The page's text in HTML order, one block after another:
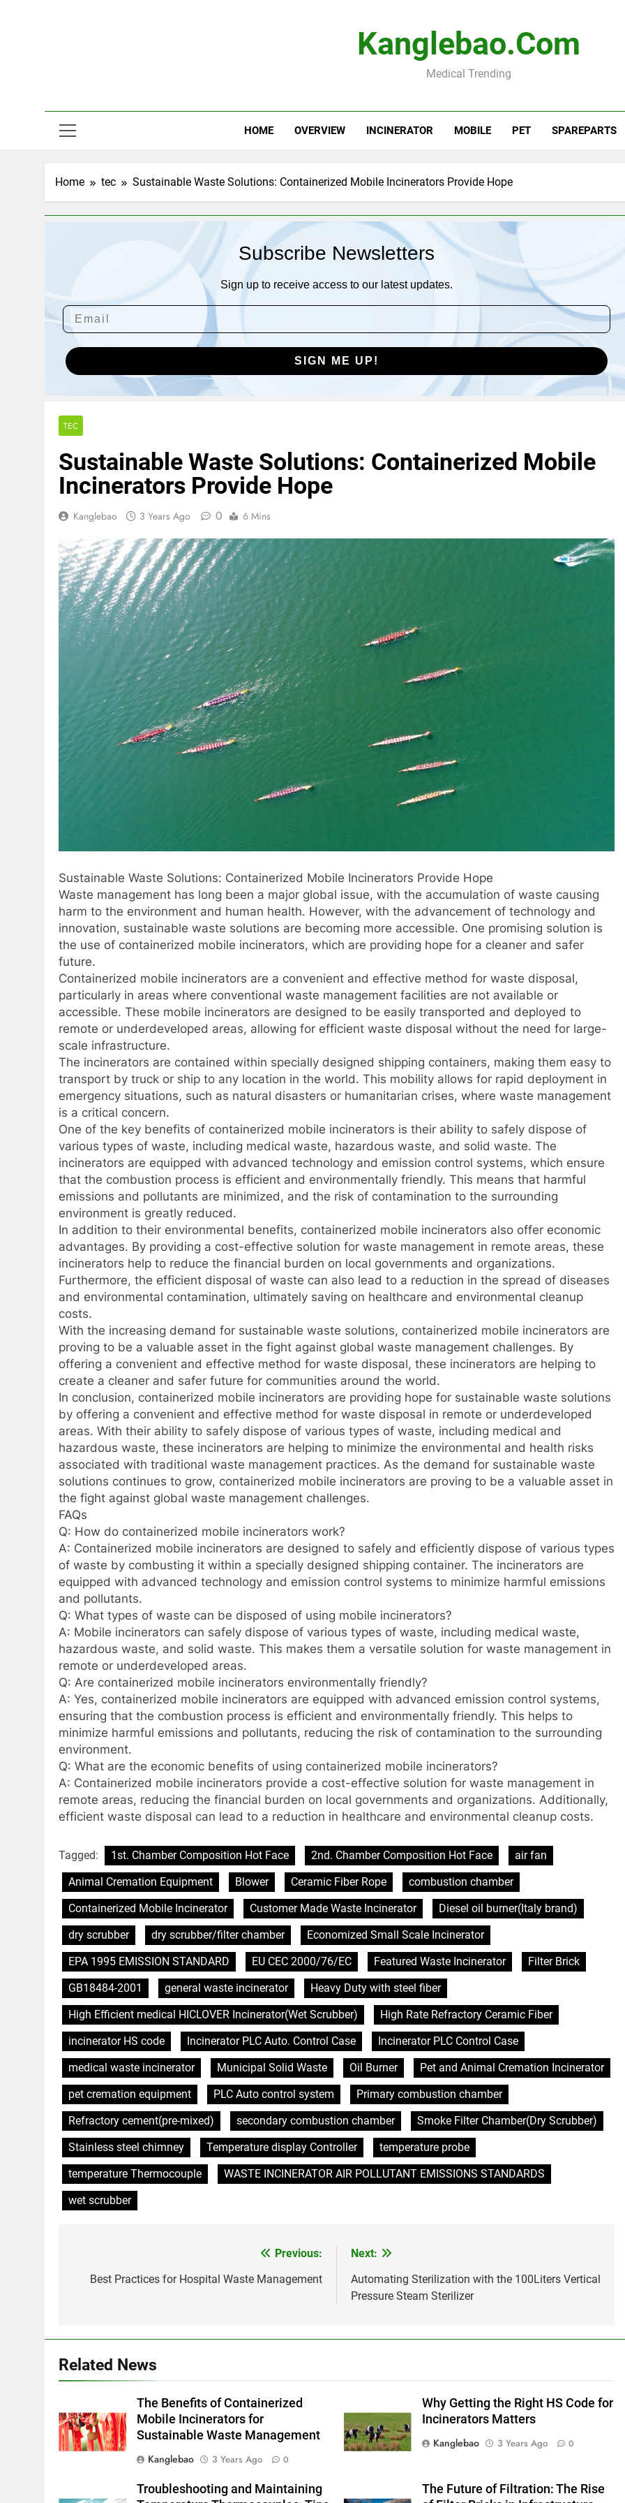
Kanglebao.com
Medical Trending
HOME OVERVIEW INCINERATOR MOBILE PET SPAREPARTS
Home tec Sustainable Waste Solutions: Containerized Mobile Incinerators Provide Hope
Subscribe Newsletters
Sign up to receive access to our latest updates.
SIGN ME UP!
TEC
Sustainable Waste Solutions: Containerized Mobile
Incinerators Provide Hope
Kanglebao 3 Years Ago 0 6 Mins
Sustainable Waste Solutions: Containerized Mobile Incinerators Provide Hope
Waste management has long been a major global issue, with the accumulation of waste causing
harm to the environment and human health. However, with the advancement of technology and
innovation, sustainable waste solutions are becoming more accessible. One promising solution is
the use of containerized mobile incinerators, which are providing hope for a cleaner and safer
future.
Containerized mobile incinerators are a convenient and effective method for waste disposal,
particularly in areas where conventional waste management facilities are not available or
accessible. These mobile incinerators are designed to be easily transported and deployed to
remote or underdeveloped areas, allowing for efficient waste disposal without the need for large-
scale infrastructure.
The incinerators are contained within specially designed shipping containers, making them easy to
transport by truck or ship to any location in the world. This mobility allows for rapid deployment in
emergency situations, such as natural disasters or humanitarian crises, where waste management
is a critical concern.
One of the key benefits of containerized mobile incinerators is their ability to safely dispose of
various types of waste, including medical waste, hazardous waste, and solid waste. The
incinerators are equipped with advanced technology and emission control systems, which ensure
that the combustion process is efficient and environmentally friendly. This means that harmful
emissions and pollutants are minimized, and the risk of contamination to the surrounding
environment is greatly reduced.
In addition to their environmental benefits, containerized mobile incinerators also offer economic
advantages. By providing a cost-effective solution for waste management in remote areas, these
incinerators help to reduce the financial burden on local governments and organizations.
Furthermore, the efficient disposal of waste can also lead to a reduction in the spread of diseases
and environmental contamination, ultimately saving on healthcare and environmental cleanup
costs.
With the increasing demand for sustainable waste solutions, containerized mobile incinerators are
proving to be a valuable asset in the fight against global waste management challenges. By
offering a convenient and effective method for waste disposal, these incinerators are helping to
create a cleaner and safer future for communities around the world.
In conclusion, containerized mobile incinerators are providing hope for sustainable waste solutions
by offering a convenient and effective method for waste disposal in remote or underdeveloped
areas. With their ability to safely dispose of various types of waste, including medical and
hazardous waste, these incinerators are helping to minimize the environmental and health risks
associated with traditional waste management practices. As the demand for sustainable waste
solutions continues to grow, containerized mobile incinerators are proving to be a valuable asset in
the fight against global waste management challenges.
FAQs
Q: How do containerized mobile incinerators work?
A: Containerized mobile incinerators are designed to safely and efficiently dispose of various types
of waste by combusting it within a specially designed shipping container. The incinerators are
equipped with advanced technology and emission control systems to minimize harmful emissions
and pollutants.
Q: What types of waste can be disposed of using mobile incinerators?
A: Mobile incinerators can safely dispose of various types of waste, including medical waste,
hazardous waste, and solid waste. This makes them a versatile solution for waste management in
remote or underdeveloped areas.
Q: Are containerized mobile incinerators environmentally friendly?
A: Yes, containerized mobile incinerators are equipped with advanced emission control systems,
ensuring that the combustion process is efficient and environmentally friendly. This helps to
minimize harmful emissions and pollutants, reducing the risk of contamination to the surrounding
environment.
Q: What are the economic benefits of using containerized mobile incinerators?
A: Containerized mobile incinerators provide a cost-effective solution for waste management in
remote areas, reducing the financial burden on local governments and organizations. Additionally,
efficient waste disposal can lead to a reduction in healthcare and environmental cleanup costs.
Tagged: 1st. Chamber Composition Hot Face 2nd. Chamber Composition Hot Face
air fan
Animal Cremation Equipment
Blower Ceramic Fiber Rope
combustion chamber
Containerized Mobile Incinerator
Customer Made Waste Incinerator
Diesel oil burner(Italy brand)
dry scrubber
dry scrubber/filter chamber
Economized Small Scale Incinerator
EPA 1995 EMISSION STANDARD
EU CEC 2000/76/EC Featured Waste Incinerator
Filter Brick
GB18484-2001
general waste incinerator
Heavy Duty with steel fiber
High Efficient medical HICLOVER Incinerator(Wet Scrubber)
High Rate Refractory Ceramic Fiber
incinerator HS code
Incinerator PLC Auto. Control Case
Incinerator PLC Control Case
medical waste incinerator
Municipal Solid Waste Oil Burner
Pet and Animal Cremation Incinerator
pet cremation equipment
PLC Auto control system
Primary combustion chamber
Refractory cement(pre-mixed)
secondary combustion chamber
Smoke Filter Chamber(Dry Scrubber)
Stainless steel chimney
Temperature display Controller
temperature probe
temperature Thermocouple
WASTE INCINERATOR AIR POLLUTANT EMISSIONS STANDARDS
wet scrubber
navigation
Previous:
Best Practices for Hospital Waste Management
Next:
Automating Sterilization with the 100Liters Vertical
Pressure Steam Sterilizer
Related News
The Benefits of Containerized
Mobile Incinerators for
Sustainable Waste Management
Kanglebao
3 Years Ago 0
Why Getting the Right HS Code for
Incinerators Matters
Kanglebao
3 Years Ago 0
Troubleshooting and Maintaining
The Future of Filtration: The Rise